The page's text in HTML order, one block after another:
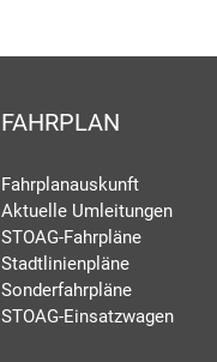
FAHRPLAN
Fahrplanauskunft
Aktuelle Umleitungen
STOAG-Fahrpläne
Stadtlinienpläne
Sonderfahrpläne
STOAG-Einsatzwagen